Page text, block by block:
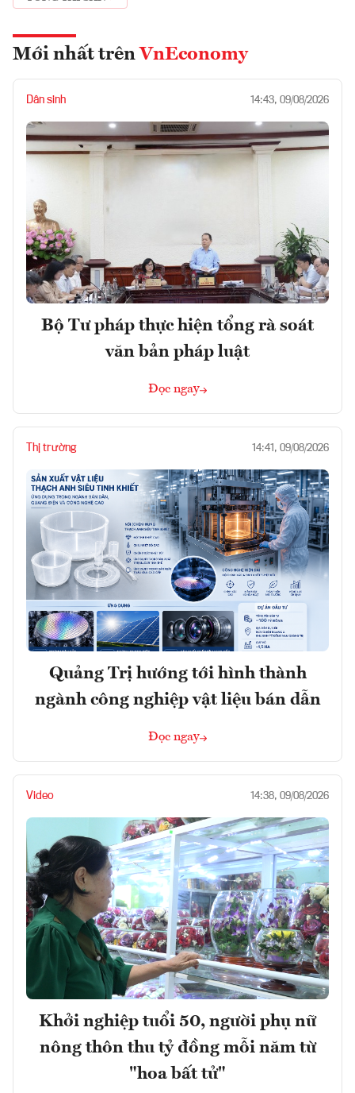
Mới nhất trên VnEconomy
Dân sinh 14:43, 09/08/2026
Bộ Tư pháp thực hiện tổng rà soát
văn bản pháp luật
Đọc ngay
Thị trường 14:41, 09/08/2026
Quảng Trị hướng tới hình thành
ngành công nghiệp vật liệu bán dẫn
Đọc ngay
Video 14:38, 09/08/2026
Khởi nghiệp tuổi 50, người phụ nữ
nông thôn thu tỷ đồng mỗi năm từ
"hoa bất tử"